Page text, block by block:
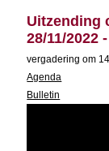
Uitzending
28/11/2022
vergadering om
Agenda
Bulletin